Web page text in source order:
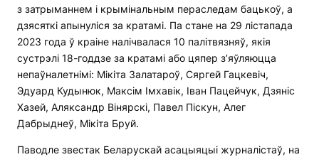
з затрыманнем і крымінальным пераследам бацькоў, а
дзясяткі апынуліся за кратамі. Па стане на 29 лістапада
2023 года ў краіне налічвалася 10 палітвязняў, якія
сустрэлі 18-годдзе за кратамі або цяпер з’яўляюцца
непаўналетнімі: Мікіта Залатароў, Сяргей Гацкевіч,
Эдуард Кудынюк, Максім Імхавік, Іван Пацейчук, Дзяніс
Хазей, Аляксандр Вінярскі, Павел Піскун, Алег
Дабрыднеў, Мікіта Бруй.
Паводле звестак Беларускай асацыяцыі журналістаў, на